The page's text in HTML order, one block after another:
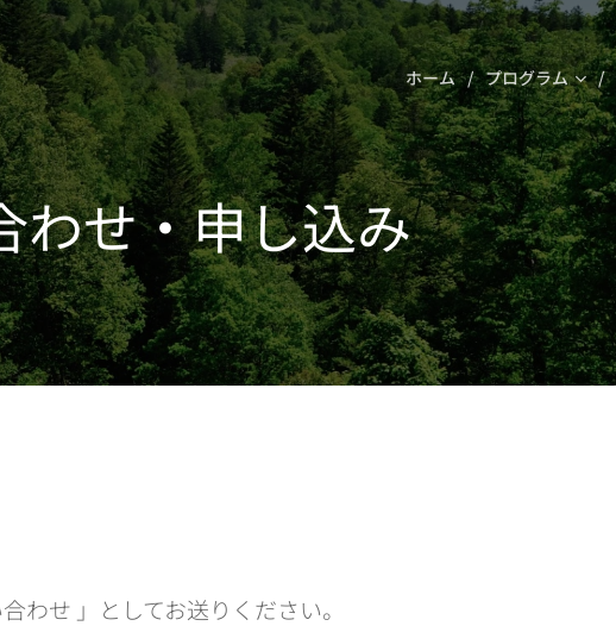
ホーム プログラム
わせ・申し込み
わせ 」としてお送りください。